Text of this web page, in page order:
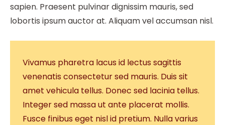
sapien. Praesent pulvinar dignissim mauris, sed
lobortis ipsum auctor at. Aliquam vel accumsan nisl.
Vivamus pharetra lacus id lectus sagittis
venenatis consectetur sed mauris. Duis sit
amet vehicula tellus. Donec sed lacinia tellus.
Integer sed massa ut ante placerat mollis.
Fusce finibus eget nisl id pretium. Nulla varius